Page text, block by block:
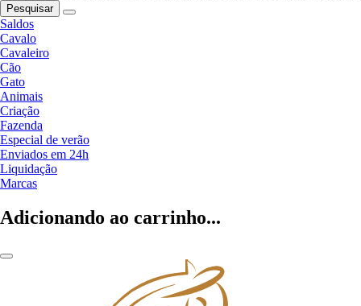
Pesquisar
Saldos
Cavalo
Cavaleiro
Cão
Gato
Animais
Criação
Fazenda
Especial de verão
Enviados em 24h
Liquidação
Marcas
Adicionando ao carrinho...